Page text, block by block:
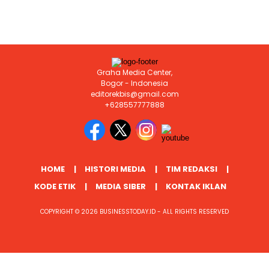
Graha Media Center,
Bogor - Indonesia
editorekbis@gmail.com
+628557777888
HOME HISTORI MEDIA
TIM REDAKSI
KODE ETIK
MEDIA SIBER KONTAK IKLAN
COPYRIGHT © 2026 BUSINESSTODAY.ID - ALL RIGHTS RESERVED